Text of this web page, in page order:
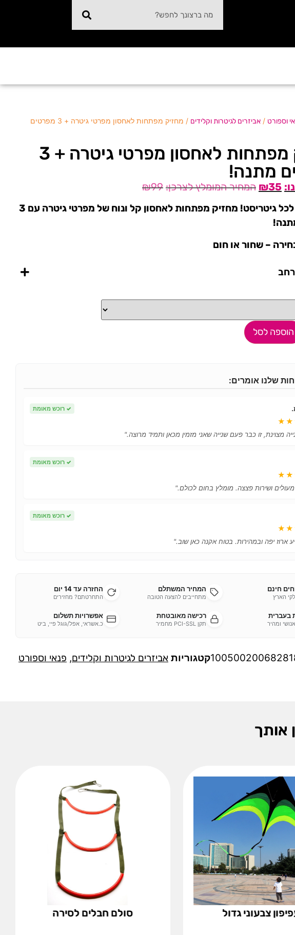
וספורט / אביזרים לגיטרות וקלידים
/ מחזיק מפתחות לאחסון מפרטי גיטרה + 3 מפרטים
מחזיק מפתחות לאחסון מפרטי גיטרה + 3
מתנה!
₪99 ₪35
מוצר חובה לכל גיטריסט! מחזיק מפתחות לאחסון קל ונוח של מפרטי גיטרה עם 3
הוספה לסל
שלנו אומרים:
✓ רוכש מאומת
מצוינת, זו כבר פעם שנייה שאני מזמין מכאן ותמיד מרוצה."
✓ רוכש מאומת
ושירות פצצה. מומלץ בחום לכולם."
✓ רוכש מאומת
ארוז יפה ובמהירות. בטוח אקנה כאן שוב."
חינם
הארץ
המחיר המשתלם
מתחייבים להצעה הטובה
החזרה עד 14 יום
התחרטתם? מחזירים
בעברית
ומהיר
רכישה מאובטחת
תקן PCI-SSL מחמיר
אפשרויות תשלום
כ.אשראי, אפל/גוגל פיי, ביט
קטגוריות אביזרים לגיטרות וקלידים, פנאי וספורט
אותך
צבעוני גדול סולם חבלים לסירה